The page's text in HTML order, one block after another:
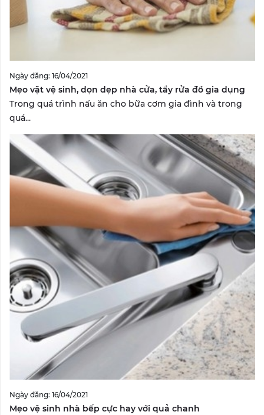
Ngày đăng: 16/04/2021
Mẹo vặt vệ sinh, dọn dẹp nhà cửa, tẩy rửa đồ gia dụng
Trong quá trình nấu ăn cho bữa cơm gia đình và trong
quá...
Ngày đăng: 16/04/2021
Mẹo vệ sinh nhà bếp cực hay với quả chanh